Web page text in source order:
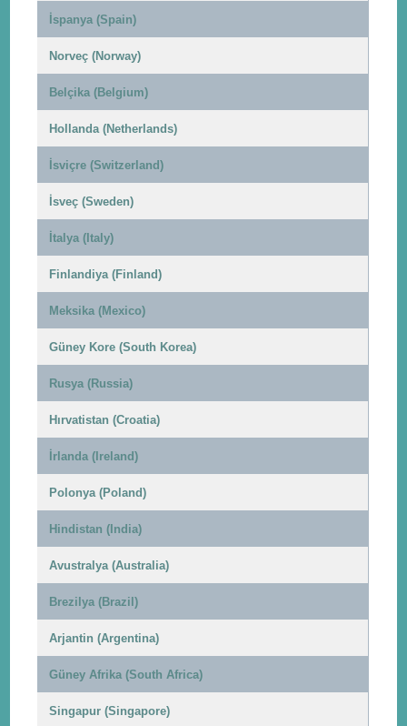
İspanya (Spain)
Norveç (Norway)
Belçika (Belgium)
Hollanda (Netherlands)
İsviçre (Switzerland)
İsveç (Sweden)
İtalya (Italy)
Finlandiya (Finland)
Meksika (Mexico)
Güney Kore (South Korea)
Rusya (Russia)
Hırvatistan (Croatia)
İrlanda (Ireland)
Polonya (Poland)
Hindistan (India)
Avustralya (Australia)
Brezilya (Brazil)
Arjantin (Argentina)
Güney Afrika (South Africa)
Singapur (Singapore)